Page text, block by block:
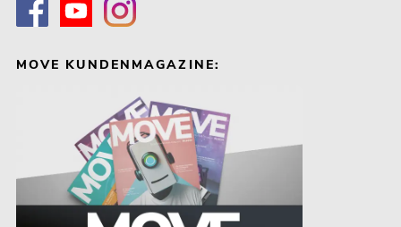
MOVE KUNDENMAGAZINE: